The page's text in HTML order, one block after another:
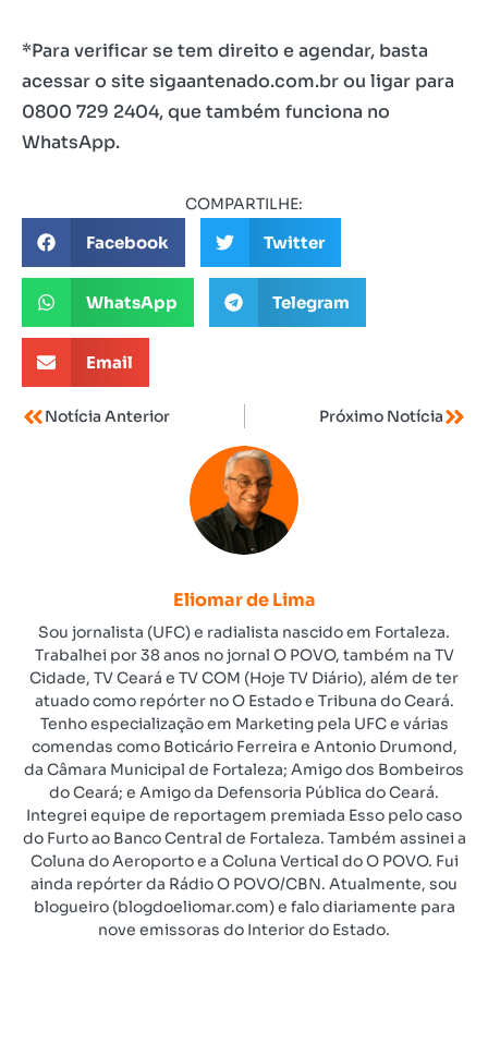
*Para verificar se tem direito e agendar, basta
acessar o site sigaantenado.com.br ou ligar para
0800 729 2404, que também funciona no
WhatsApp.
COMPARTILHE:
Facebook Twitter
WhatsApp Telegram
Email
Notícia Anterior Próximo Notícia
Eliomar de Lima
Sou jornalista (UFC) e radialista nascido em Fortaleza.
Trabalhei por 38 anos no jornal O POVO, também na TV
Cidade, TV Ceará e TV COM (Hoje TV Diário), além de ter
atuado como repórter no O Estado e Tribuna do Ceará.
Tenho especialização em Marketing pela UFC e várias
comendas como Boticário Ferreira e Antonio Drumond,
da Câmara Municipal de Fortaleza; Amigo dos Bombeiros
do Ceará; e Amigo da Defensoria Pública do Ceará.
Integrei equipe de reportagem premiada Esso pelo caso
do Furto ao Banco Central de Fortaleza. Também assinei a
Coluna do Aeroporto e a Coluna Vertical do O POVO. Fui
ainda repórter da Rádio O POVO/CBN. Atualmente, sou
blogueiro (blogdoeliomar.com) e falo diariamente para
nove emissoras do Interior do Estado.